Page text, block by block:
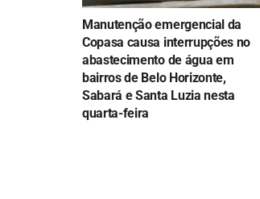
Manutenção emergencial da
Copasa causa interrupções no
abastecimento de água em
bairros de Belo Horizonte,
Sabará e Santa Luzia nesta
quarta-feira